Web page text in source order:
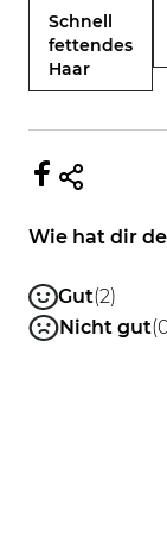
Schnell
fettendes
Haar
Wie hat dir
Gut(2)
Nicht gut